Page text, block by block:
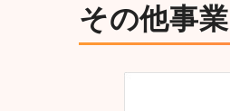
その他事業